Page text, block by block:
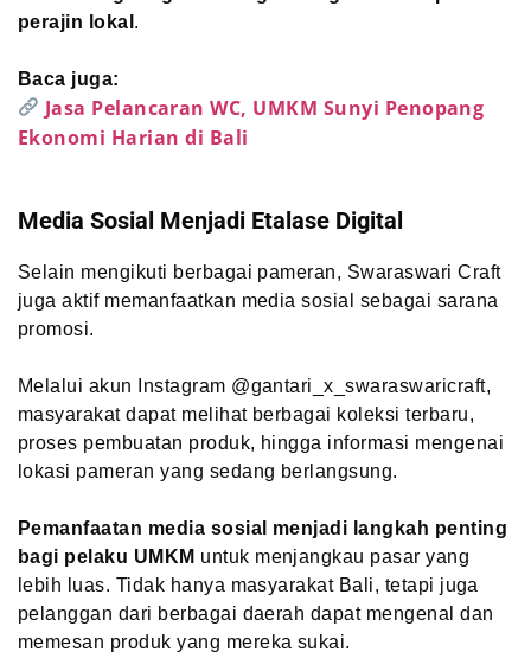
perajin lokal .
Baca juga:
Jasa Pelancaran WC, UMKM Sunyi Penopang
Ekonomi Harian di Bali
Media Sosial Menjadi Etalase Digital
Selain mengikuti berbagai pameran, Swaraswari Craft
juga aktif memanfaatkan media sosial sebagai sarana
promosi.
Melalui akun Instagram @gantari_x_swaraswaricraft,
masyarakat dapat melihat berbagai koleksi terbaru,
proses pembuatan produk, hingga informasi mengenai
lokasi pameran yang sedang berlangsung.
Pemanfaatan media sosial menjadi langkah penting
bagi pelaku UMKM untuk menjangkau pasar yang
lebih luas. Tidak hanya masyarakat Bali, tetapi juga
pelanggan dari berbagai daerah dapat mengenal dan
memesan produk yang mereka sukai.